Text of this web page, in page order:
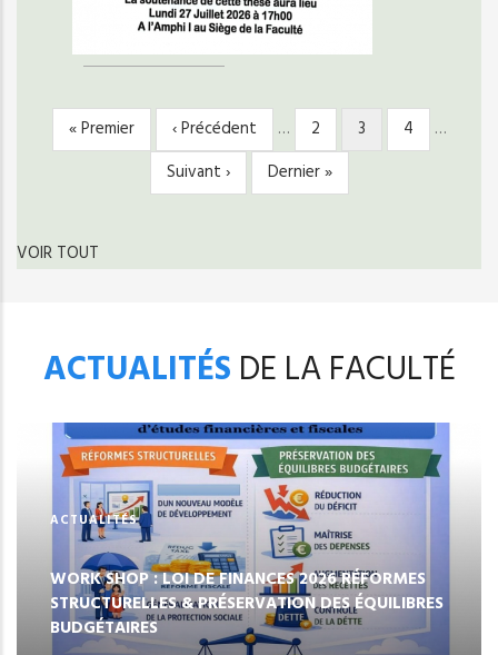
PAGINATION
Première
page
« Premier
Page
précédente
‹ Précédent … Page
2
Page
courante
3 Page
4
…
Page
suivante
Suivant ›
Dernière
page
Dernier »
VOIR TOUT
ACTUALITÉS DE LA FACULTÉ
ACTUALITÉS
WORK SHOP : LOI DE FINANCES 2026 RÉFORMES
STRUCTURELLES & PRÉSERVATION DES ÉQUILIBRES
BUDGÉTAIRES